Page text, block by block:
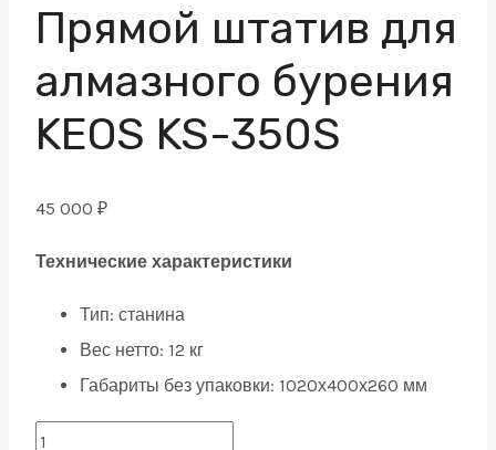
Прямой штатив для
алмазного бурения
KEOS KS-350S
45 000 ₽
Технические характеристики
Тип: станина
Вес нетто: 12 кг
Габариты без упаковки: 1020х400х260 мм
Прямой